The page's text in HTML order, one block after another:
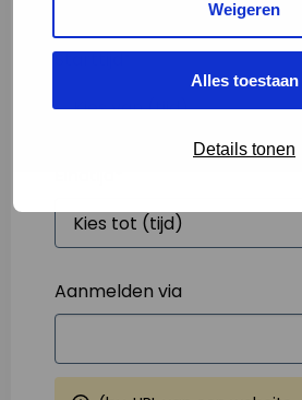
Weigeren
Alles toestaan
Details tonen
Starttijd*
Aanmelden via